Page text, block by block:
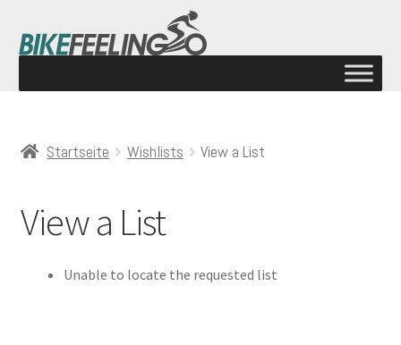
Startseite Wishlists View a List
View a List
Unable to locate the requested list